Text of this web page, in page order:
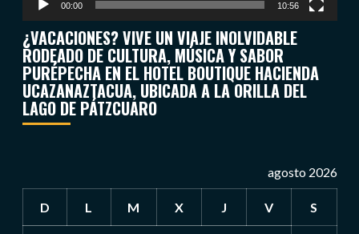
00:00 10:56
¿VACACIONES? VIVE UN VIAJE INOLVIDABLE
RODEADO DE CULTURA, MÚSICA Y SABOR
PURÉPECHA EN EL HOTEL BOUTIQUE HACIENDA
UCAZANAZTACUA, UBICADA A LA ORILLA DEL
LAGO DE PÁTZCUARO
agosto 2026
D L M X J V S